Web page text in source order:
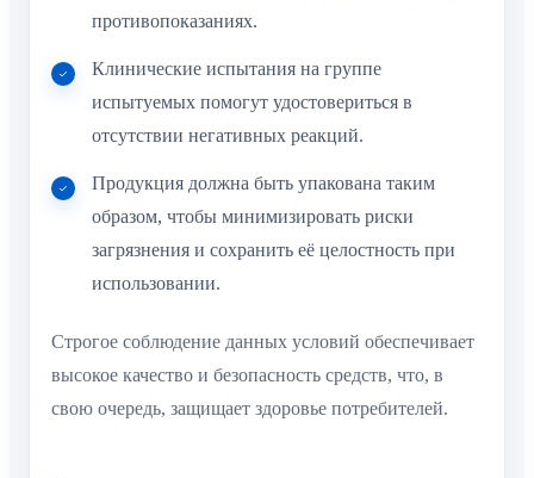
противопоказаниях.
Клинические испытания на группе
испытуемых помогут удостовериться в
отсутствии негативных реакций.
Продукция должна быть упакована таким
образом, чтобы минимизировать риски
загрязнения и сохранить её целостность при
использовании.
Строгое соблюдение данных условий обеспечивает
высокое качество и безопасность средств, что, в
свою очередь, защищает здоровье потребителей.